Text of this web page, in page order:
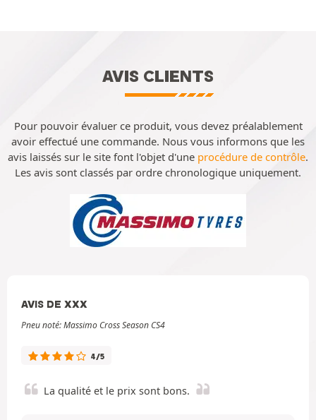
AVIS CLIENTS
Pour pouvoir évaluer ce produit, vous devez préalablement
avoir effectué une commande. Nous vous informons que les
avis laissés sur le site font l'objet d'une procédure de contrôle.
Les avis sont classés par ordre chronologique uniquement.
AVIS DE XXX
Pneu noté: Massimo Cross Season CS4
4/5
La qualité et le prix sont bons.